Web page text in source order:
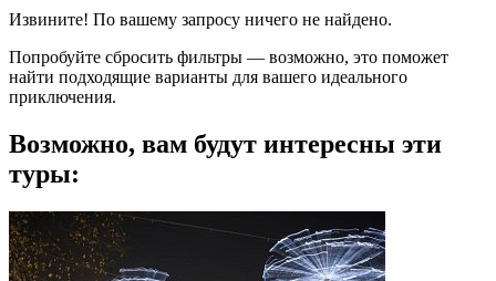
Извините! По вашему запросу ничего не найдено.
Попробуйте сбросить фильтры — возможно, это поможет
найти подходящие варианты для вашего идеального
приключения.
Возможно, вам будут интересны эти
туры: